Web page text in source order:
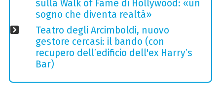
sulla Walk of Fame di Hollywood: «un
sogno che diventa realtà»
Teatro degli Arcimboldi, nuovo
gestore cercasi: il bando (con
recupero dell’edificio dell'ex Harry’s
Bar)